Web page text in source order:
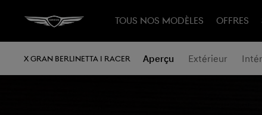
TOUS NOS MODÈLES OFFRES
X GRAN BERLINETTA I RACER Aperçu Extérieur